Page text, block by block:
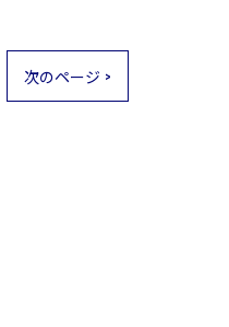
次のページ >